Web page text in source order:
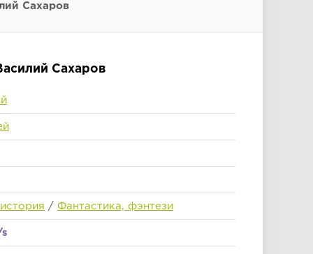
Сахаров
Сахаров
/ Фантастика, фэнтези